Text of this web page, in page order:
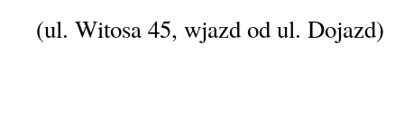
(ul. Witosa 45, wjazd od ul. Dojazd)